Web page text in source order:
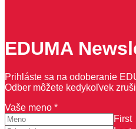
EDUMA
Prihláste sa na odoberanie
Odber môžete kedykoľvek
Vaše meno *
First